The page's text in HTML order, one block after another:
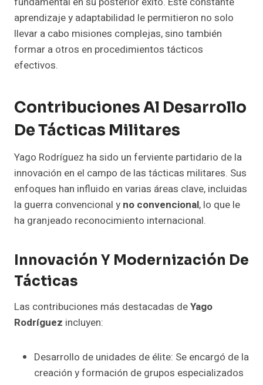
aprendizaje y adaptabilidad le permitieron no solo
llevar a cabo misiones complejas, sino también
formar a otros en procedimientos tácticos
efectivos.
Contribuciones Al Desarrollo
De Tácticas Militares
Yago Rodríguez ha sido un ferviente partidario de la
innovación en el campo de las tácticas militares. Sus
enfoques han influido en varias áreas clave, incluidas
la guerra convencional y no convencional, lo que le
ha granjeado reconocimiento internacional.
Innovación Y Modernización De
Tácticas
Las contribuciones más destacadas deYago
Rodríguez incluyen:
Desarrollo de unidades de élite: Se encargó de la
creación y formación de grupos especializados